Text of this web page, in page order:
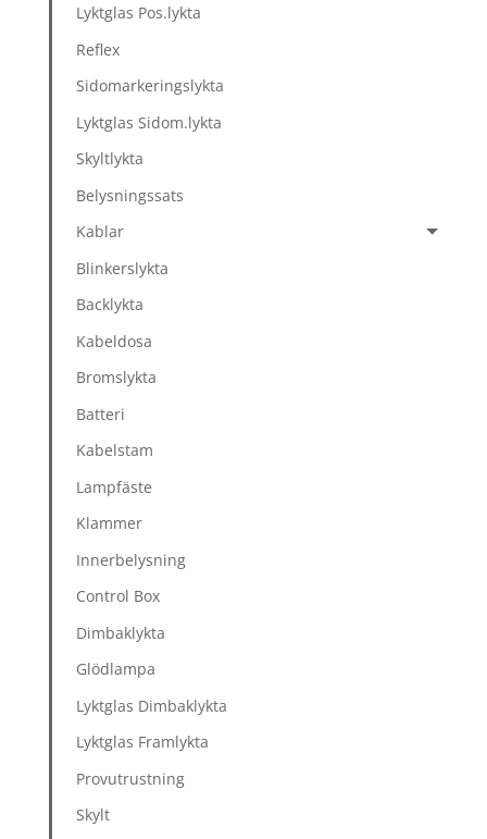
Lyktglas Pos.lykta
Reflex
Sidomarkeringslykta
Lyktglas Sidom.lykta
Skyltlykta
Belysningssats
Kablar
Blinkerslykta
Backlykta
Kabeldosa
Bromslykta
Batteri
Kabelstam
Lampfäste
Klammer
Innerbelysning
Control Box
Dimbaklykta
Glödlampa
Lyktglas Dimbaklykta
Lyktglas Framlykta
Provutrustning
Skylt